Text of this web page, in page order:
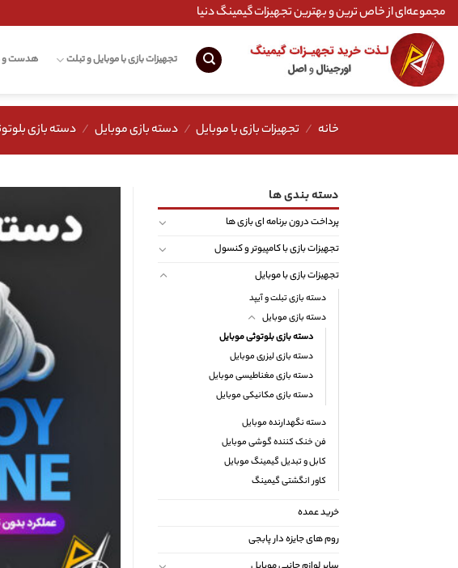
Skip
to
content
مجموعه‌ای از خاص ترین و بهترین تجهیزات گیمینگ دنیا
تجهیزات بازی با موبایل و تبلت هدست و
خانه / تجهیزات بازی با موبایل / دسته بازی موبایل / دسته بازی
دسته بندی ها
پرداخت درون برنامه ای بازی ها
تجهیزات بازی با کامپیوتر و کنسول
تجهیزات بازی با موبایل
دسته بازی تبلت و آیپد
دسته بازی موبایل
دسته بازی بلوتوثی موبایل
دسته بازی لیزری موبایل
دسته بازی مغناطیسی موبایل
دسته بازی مکانیکی موبایل
دسته نگهدارنده موبایل
فن خنک کننده گوشی موبایل
کابل و تبدیل گیمینگ موبایل
کاور انگشتی گیمینگ
خرید عمده
روم های جایزه دار پابجی